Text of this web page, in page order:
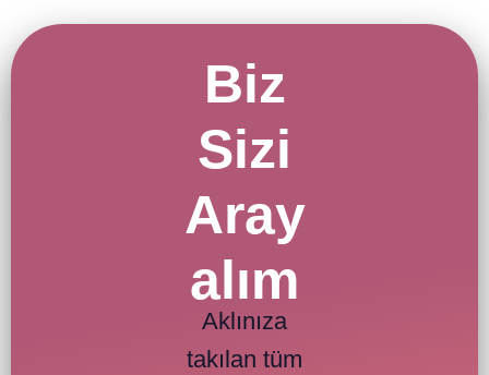
Biz
Sizi
Aray
alım
Aklınıza
takılan tüm